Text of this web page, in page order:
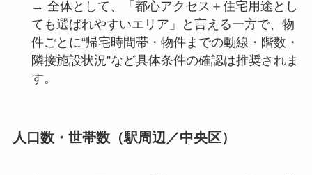
→ 全体として、「都心アクセス＋住宅用途とし
ても選ばれやすいエリア」と言える一方で、物
件ごとに“帰宅時間帯・物件までの動線・階数・
隣接施設状況”など具体条件の確認は推奨されま
す。
人口数・世帯数（駅周辺／中央区）